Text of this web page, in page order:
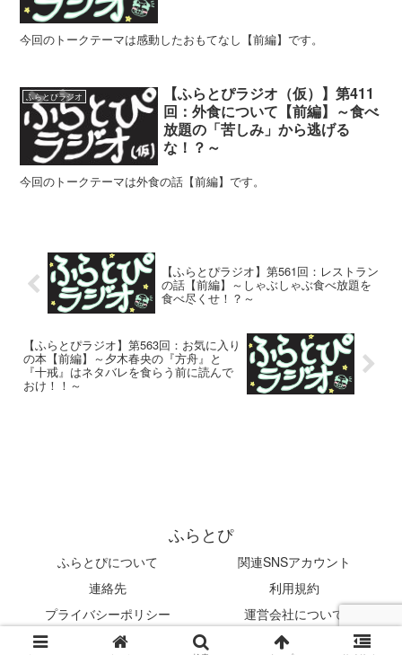
今回のトークテーマは感動したおもてなし【前編】です。
ふらとぴラジオ
【ふらとぴラジオ（仮）】第411
回：外食について【前編】～食べ
放題の「苦しみ」から逃げる
な！？～
今回のトークテーマは外食の話【前編】です。
【ふらとぴラジオ】第561回：レストラン
の話【前編】～しゃぶしゃぶ食べ放題を
食べ尽くせ！？～
【ふらとぴラジオ】第563回：お気に入り
の本【前編】～夕木春央の『方舟』と
『十戒』はネタバレを食らう前に読んで
おけ！！～
ふらとぴ
ふらとぴについて
関連SNSアカウント
連絡先
利用規約
プライバシーポリシー
運営会社について
© 2019 ふらとぴ.